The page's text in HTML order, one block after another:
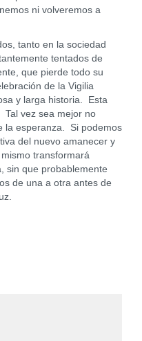
ni volveremos a
tanto en la sociedad
tentados de
que pierde todo su
de la Vigilia
y larga historia. Esta
Tal vez sea mejor no
la esperanza. Si podemos
del nuevo amanecer y
transformará
sin que probablemente
de una a otra antes de